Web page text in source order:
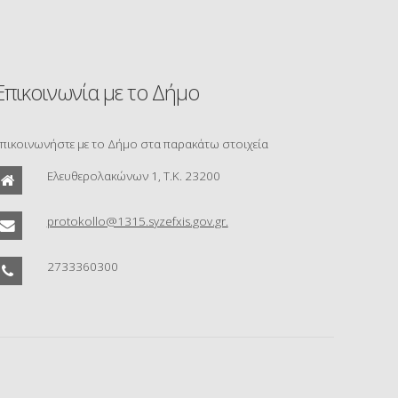
με το Δήμο
με το Δήμο στα παρακάτω στοιχεία
Ελευθερολακώνων 1, Τ.Κ. 23200
protokollo@1315.syzefxis.gov.gr.
2733360300